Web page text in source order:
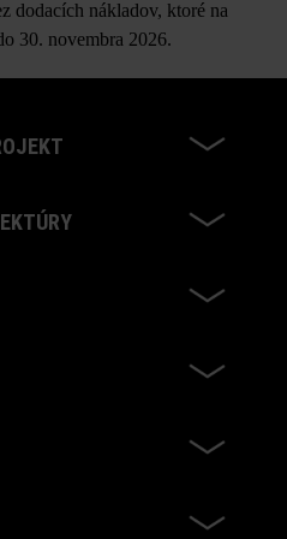
dodacích nákladov, ktoré na
30. novembra 2026.